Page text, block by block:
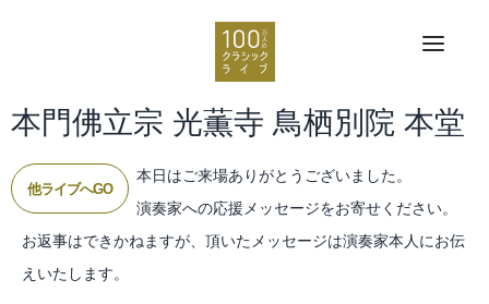
本門佛立宗 光薫寺 鳥栖別院 本堂
他ライブへGO
本日はご来場ありがとうございました。
演奏家への応援メッセージをお寄せください。
お返事はできかねますが、頂いたメッセージは演奏家本人にお伝
えいたします。